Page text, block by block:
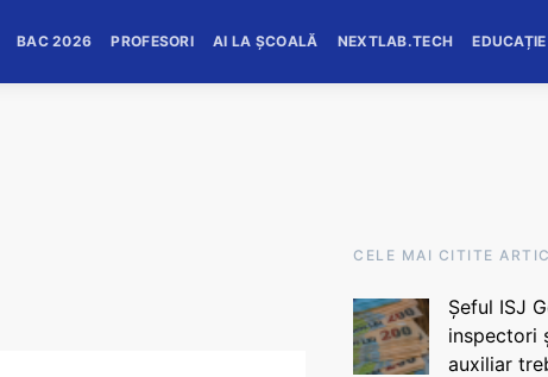
BAC 2026 PROFESORI AI LA ȘCOALĂ NEXTLAB.TECH
CELE MAI CITITE
Șeful ISJ
inspectori
auxiliar